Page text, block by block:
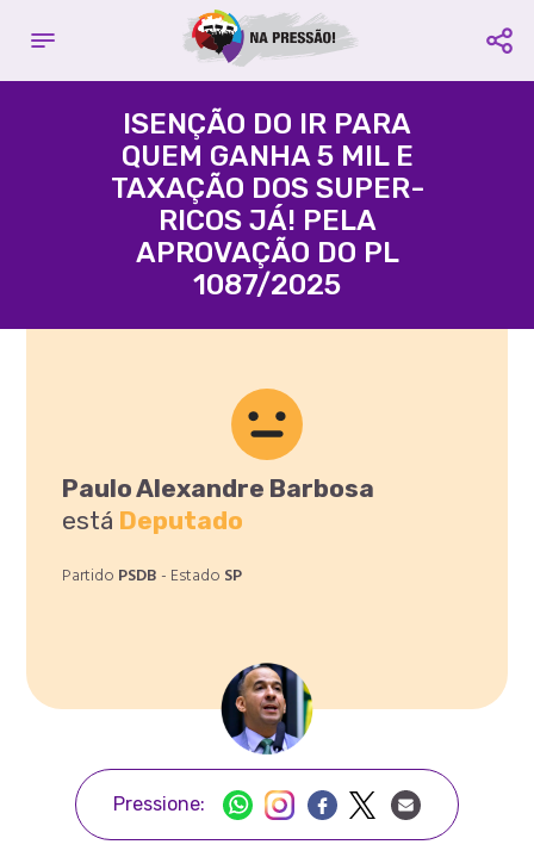
Compartilhe:
Complete seu cadastro
campanhas
Nome é Obrigatório
Email é Obrigatório
CADASTRAR
Contribuir com o projeto:
Única dos Trabalhadores
60.563.731/0001-77
ISENÇÃO DO IR PARA
QUEM GANHA 5 MIL E
TAXAÇÃO DOS SUPER-
RICOS JÁ! PELA
APROVAÇÃO DO PL
1087/2025
Paulo Alexandre Barbosa
está Deputado
Partido PSDB - Estado SP
Pressione:
Acácio Favacho
PartidoPROS - EstadoAP